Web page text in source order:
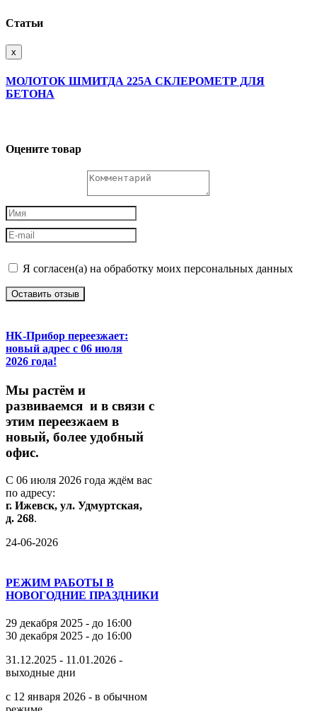
Статьи
x
МОЛОТОК ШМИТДА 225А СКЛЕРОМЕТР ДЛЯ
БЕТОНА
Оцените товар
Я согласен(а) на обработку моих персональных данных
Оставить отзыв
НК-Прибор переезжает:
новый адрес с 06 июля
2026 года!
Мы растём и
развиваемся и в связи с
этим переезжаем в
новый, более удобный
офис.
С 06 июля 2026 года ждём вас
по адресу:
г. Ижевск, ул. Удмуртская,
д. 268.
24-06-2026
РЕЖИМ РАБОТЫ В
НОВОГОДНИЕ ПРАЗДНИКИ
29 декабря 2025 - до 16:00
30 декабря 2025 - до 16:00
31.12.2025 - 11.01.2026 -
выходные дни
с 12 января 2026 - в обычном